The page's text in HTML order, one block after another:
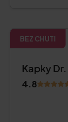
BEZ CHUTI
Kapky
4.8